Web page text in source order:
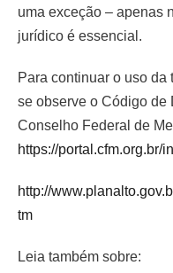
uma exceção – apenas
jurídico é essencial.
Para continuar o uso
se observe o Código de
Conselho Federal de
https://portal.cfm.org.br/
http://
tm
Leia também sobre: